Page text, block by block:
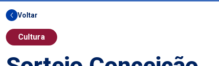
Voltar
Cultura